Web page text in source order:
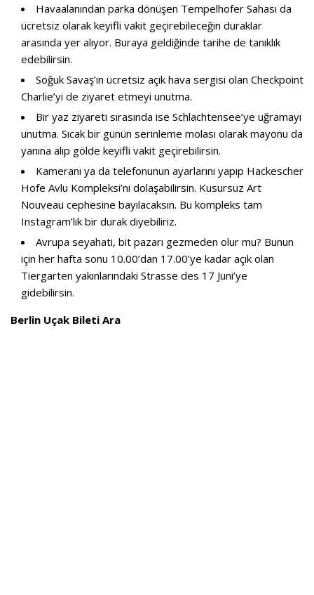
Havaalanından parka dönüşen Tempelhofer Sahası da
ücretsiz olarak keyifli vakit geçirebileceğin duraklar
arasında yer alıyor. Buraya geldiğinde tarihe de tanıklık
edebilirsin.
Soğuk Savaş’ın ücretsiz açık hava sergisi olan Checkpoint
Charlie’yi de ziyaret etmeyi unutma.
Bir yaz ziyareti sırasında ise Schlachtensee’ye uğramayı
unutma. Sıcak bir günün serinleme molası olarak mayonu da
yanına alıp gölde keyifli vakit geçirebilirsin.
Kameranı ya da telefonunun ayarlarını yapıp Hackescher
Hofe Avlu Kompleksi’ni dolaşabilirsin. Kusursuz Art
Nouveau cephesine bayılacaksın. Bu kompleks tam
Instagram’lık bir durak diyebiliriz.
Avrupa seyahati, bit pazarı gezmeden olur mu? Bunun
için her hafta sonu 10.00’dan 17.00’ye kadar açık olan
Tiergarten yakınlarındaki Strasse des 17 Juni’ye
gidebilirsin.
Berlin Uçak Bileti Ara